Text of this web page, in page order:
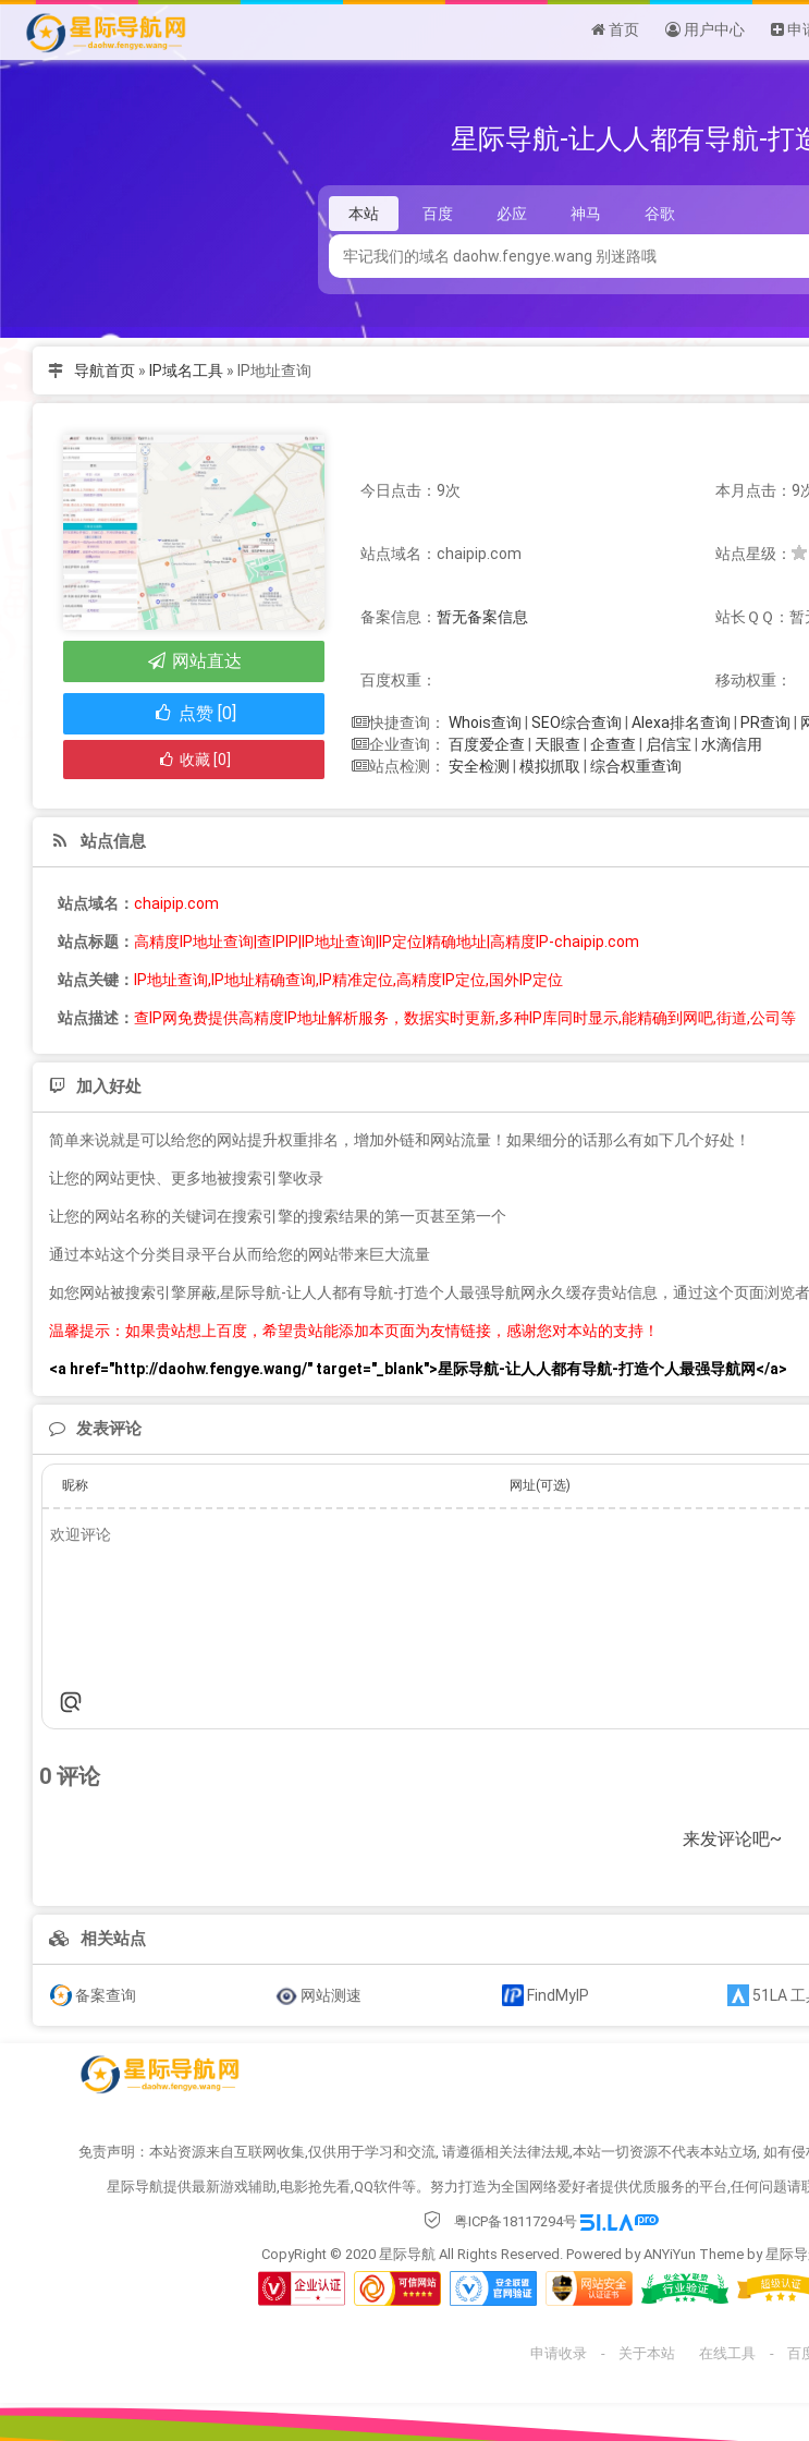
首页 用户中心 申
星际导航-让人人都有导航-打
本站 百度 必应 神马 谷歌
导航首页 » IP域名工具 » IP地址查询
今日点击：9次 本月点击：9
站点域名：chaipip.com 站点星级：
备案信息： 暂无备案信息 站长ＱＱ：暂
百度权重： 移动权重：
快捷查询： Whois查询 SEO综合查询 Alexa排名查询 PR查询
企业查询： 百度爱企查 天眼查 企查查 启信宝 水滴信用
站点检测： 安全检测 模拟抓取 综合权重查询
网站直达
点赞 [0]
收藏 [0]
站点信息
站点域名： chaipip.com
站点标题： 高精度IP地址查询|查IPIP|IP地址查询|IP定位|精确地址|高精度IP-chaipip.com
站点关键： IP地址查询,IP地址精确查询,IP精准定位,高精度IP定位,国外IP定位
站点描述： 查IP网免费提供高精度IP地址解析服务，数据实时更新,多种IP库同时显示,能精确到网吧,街道,公司等
加入好处
简单来说就是可以给您的网站提升权重排名，增加外链和网站流量！如果细分的话那么有如下几个好处！
让您的网站更快、更多地被搜索引擎收录
让您的网站名称的关键词在搜索引擎的搜索结果的第一页甚至第一个
通过本站这个分类目录平台从而给您的网站带来巨大流量
如您网站被搜索引擎屏蔽,星际导航-让人人都有导航-打造个人最强导航网永久缓存贵站信息，通过这个页面浏览
温馨提示：如果贵站想上百度，希望贵站能添加本页面为友情链接，感谢您对本站的支持！
<a href="http://daohw.fengye.wang/" target="_blank">星际导航-让人人都有导航-打造个人最强导航网</a>
发表评论
昵称 网址(可选)
0 评论
来发评论吧~
相关站点
备案查询 网站测速 FindMyIP 51LA
免责声明：本站资源来自互联网收集,仅供用于学习和交流, 请遵循相关法律法规,本站一切资源不代表本站立场, 如有
星际导航提供最新游戏辅助,电影抢先看,QQ软件等。努力打造为全国网络爱好者提供优质服务的平台,任何问题请
粤ICP备18117294号
CopyRight © 2020 星际导航 All Rights Reserved. Powered by ANYiYun Theme by星际
申请收录 - 关于本站 在线工具 - 百